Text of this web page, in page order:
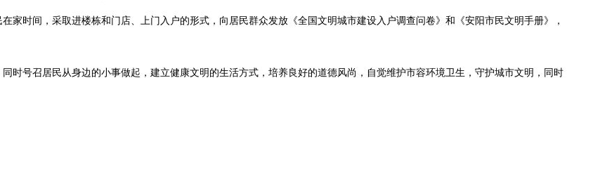
家时间，采取进楼栋和门店、上门入户的形式，向居民群众发放《全国文明城市建设入户调查问卷》和《安阳市民文明手册》，
时号召居民从身边的小事做起，建立健康文明的生活方式，培养良好的道德风尚，自觉维护市容环境卫生，守护城市文明，同时